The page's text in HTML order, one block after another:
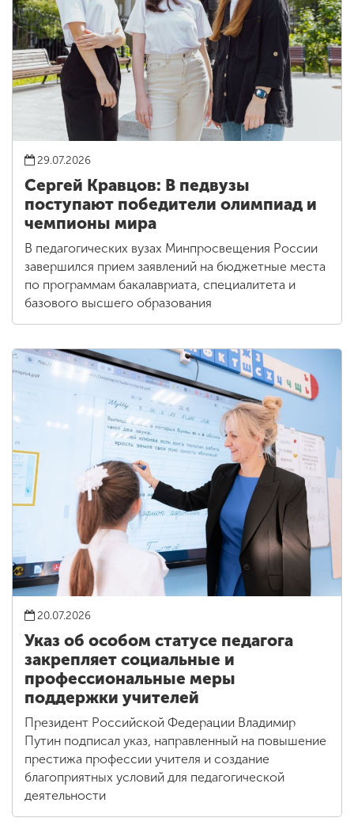
29.07.2026
Сергей Кравцов: В педвузы
поступают победители олимпиад и
чемпионы мира
В педагогических вузах Минпросвещения России
завершился прием заявлений на бюджетные места
по программам бакалавриата, специалитета и
базового высшего образования
20.07.2026
Указ об особом статусе педагога
закрепляет социальные и
профессиональные меры
поддержки учителей
Президент Российской Федерации Владимир
Путин подписал указ, направленный на повышение
престижа профессии учителя и создание
благоприятных условий для педагогической
деятельности